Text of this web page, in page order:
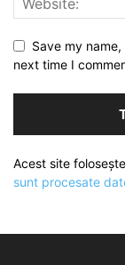
Save my
next time I
Acest site
sunt procesate